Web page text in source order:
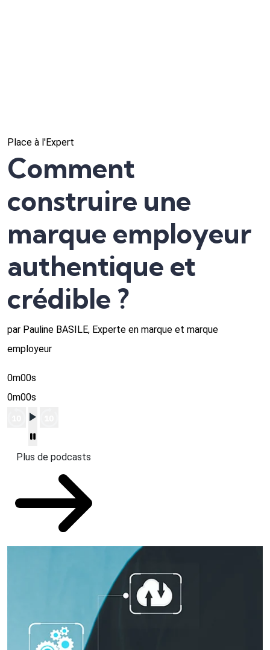
Place à l'Expert
Comment
construire une
marque employeur
authentique et
crédible ?
par Pauline BASILE, Experte en marque et marque
employeur
0m00s
0m00s
Plus de podcasts